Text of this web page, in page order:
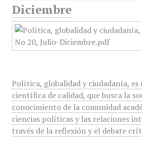
Diciembre
Política, globalidad y ciudadanía, es
científica de calidad, que busca la
conocimiento de la comunidad
ciencias políticas y las relaciones
través de la reflexión y el debate